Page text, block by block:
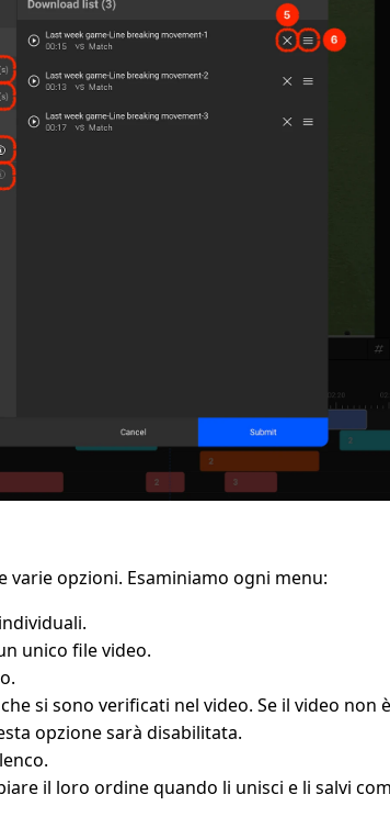
opzioni. Esaminiamo ogni menu:
unico file video.
si sono verificati nel video. Se il video non
opzione sarà disabilitata.
il loro ordine quando li unisci e li salvi